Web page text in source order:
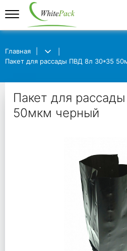
Главная
Пакет для рассады ПВД 8л 30*35
Пакет для
Главная
Пакет для рассады ПВД 8л 30*35
Пакет для
50мкм черный